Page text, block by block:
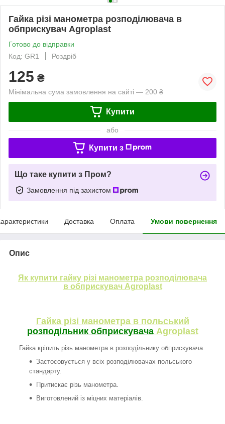
Гайка різі манометра розподілювача в
обприскувач Agroplast
Готово до відправки
Код: GR1
Роздріб
125 ₴
Мінімальна сума замовлення на сайті — 200 ₴
Купити
або
Купити з
Що таке купити з Пром?
Замовлення під захистом
Доставка Оплата Умови повернення
Опис
Гайка різі манометра в польський
розподільник обприскувачаAgroplast
Гайка кріпить різь манометра в розподільнику обприскувача.
Застосовується у всіх розподілювачах польського
стандарту.
Притискає різь манометра.
Виготовлений із міцних матеріалів.
Як купити гайку різі манометра розподілювача
в обприскувач Agroplast